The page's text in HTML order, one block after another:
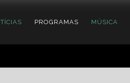
PROGRAMAS MÚSICA